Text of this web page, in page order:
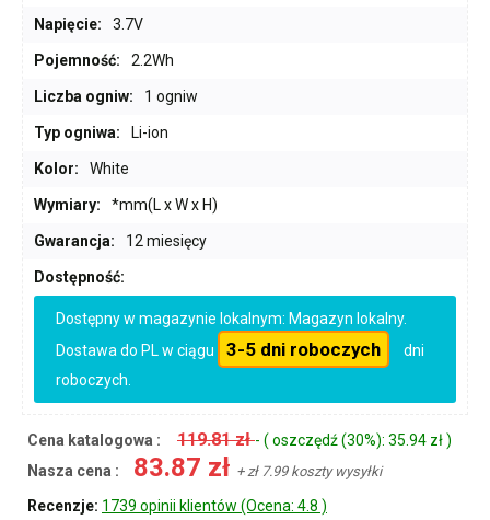
Napięcie: 3.7V
Pojemność: 2.2Wh
Liczba ogniw: 1 ogniw
Typ ogniwa: Li-ion
Kolor: White
Wymiary: *mm(L x W x H)
Gwarancja: 12 miesięcy
Dostępność:
Dostępny w magazynie lokalnym: Magazyn lokalny.
Dostawa do PL w ciągu
3-5 dni roboczych
dni
roboczych.
Cena katalogowa : 119.81 zł- ( oszczędź (30%): 35.94 zł )
Nasza cena :
83.87 zł + zł 7.99 koszty wysyłki
Recenzje: 1739 opinii klientów (Ocena: 4.8 )